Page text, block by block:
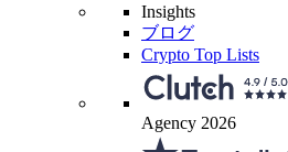
Insights
ブログ
Crypto Top Lists
Agency 2026